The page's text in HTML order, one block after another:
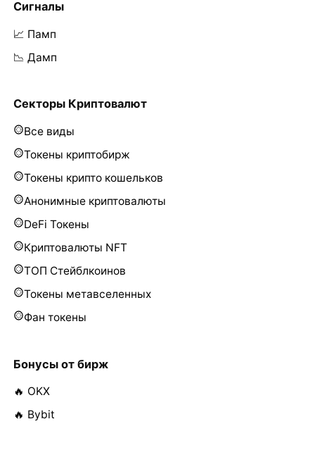
Сигналы
📈 Памп
📉 Дамп
Секторы Криптовалют
Все виды
Токены криптобирж
Токены крипто кошельков
Анонимные криптовалюты
DeFi Токены
Криптовалюты NFT
ТОП Стейблкоинов
Токены метавселенных
Фан токены
Бонусы от бирж
🔥 OKX
🔥 Bybit